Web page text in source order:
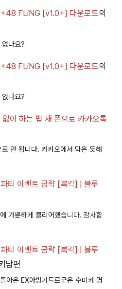
+48 FLiNG [v1.0+] 다운로드의
나요?
+48 FLiNG [v1.0+] 다운로드의
나요?
이 하는 법 새 폰으로 카카오톡
안 됩니다. 카카오에서 막은 듯해
티 이벤트 공략 [복각] | 블루
가뿐하게 클리어했습니다. 감사합
티 이벤트 공략 [복각] | 블루
남편
아온 EX아방가드르군은 수미카 명